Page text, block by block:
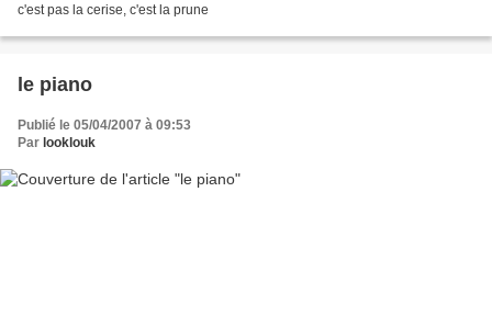
c'est pas la cerise, c'est la prune
le piano
Publié le 05/04/2007 à 09:53
Par looklouk